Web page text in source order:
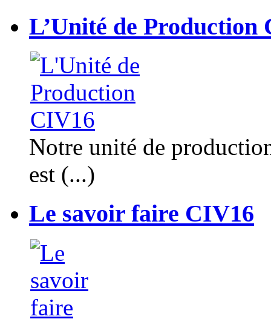
L’Unité de Production
Notre unité de
est (...)
Le savoir faire CIV16